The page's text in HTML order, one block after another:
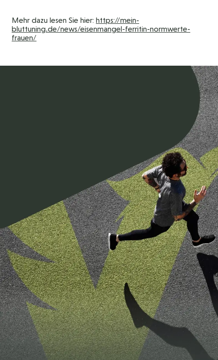
Mehr dazu lesen Sie hier: https://mein-
bluttuning.de/news/eisenmangel-ferritin-normwerte-
frauen/